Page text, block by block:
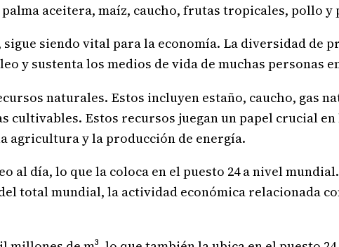
aceitera, maíz, caucho, frutas tropicales, pollo y
siendo vital para la economía. La diversidad de
y sustenta los medios de vida de muchas personas
naturales. Estos incluyen estaño, caucho, gas
Estos recursos juegan un papel crucial en
agricultura y la producción de energía.
día, lo que la coloca en el puesto 24 a nivel
total mundial, la actividad económica relacionada